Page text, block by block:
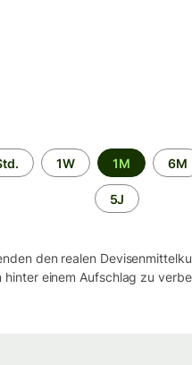
1W 1M 6M
5J
den realen
hinter einem Aufschlag zu